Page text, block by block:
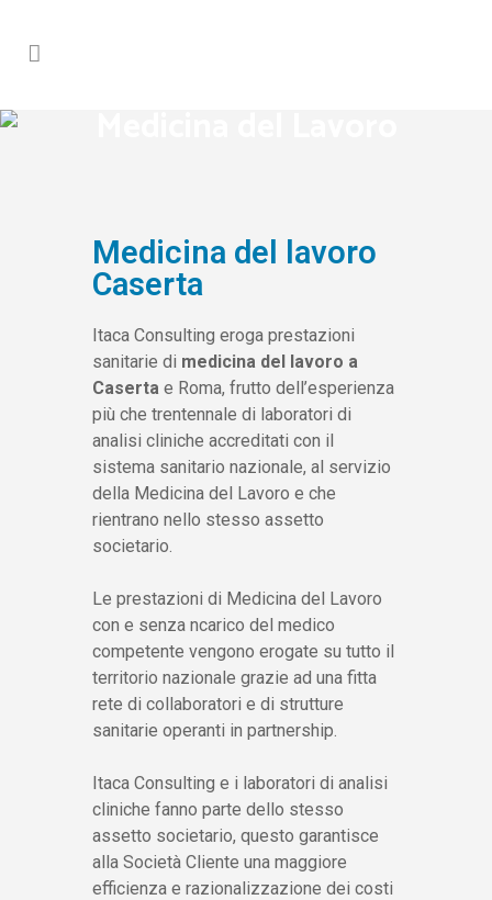
Medicina del lavoro
Caserta
Itaca Consulting eroga prestazioni
sanitarie di medicina del lavoro a
Caserta e Roma, frutto dell’esperienza
più che trentennale di laboratori di
analisi cliniche accreditati con il
sistema sanitario nazionale, al servizio
della Medicina del Lavoro e che
rientrano nello stesso assetto
societario.
Le prestazioni di Medicina del Lavoro
con e senza ncarico del medico
competente vengono erogate su tutto il
territorio nazionale grazie ad una fitta
rete di collaboratori e di strutture
sanitarie operanti in partnership.
Itaca Consulting e i laboratori di analisi
cliniche fanno parte dello stesso
assetto societario, questo garantisce
alla Società Cliente una maggiore
efficienza e razionalizzazione dei costi